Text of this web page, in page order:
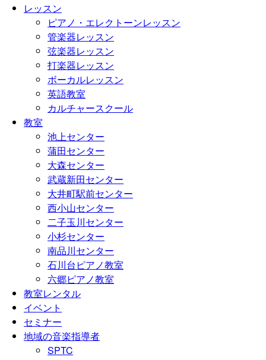
レッスン
ピアノ・エレクトーンレッスン
管楽器レッスン
弦楽器レッスン
打楽器レッスン
ボーカルレッスン
英語教室
カルチャースクール
教室
池上センター
蒲田センター
大森センター
武蔵新田センター
大井町駅前センター
西小山センター
二子玉川センター
小杉センター
南品川センター
石川台ピアノ教室
六郷ピアノ教室
教室レンタル
イベント
セミナー
地域の音楽指導者
SPTC